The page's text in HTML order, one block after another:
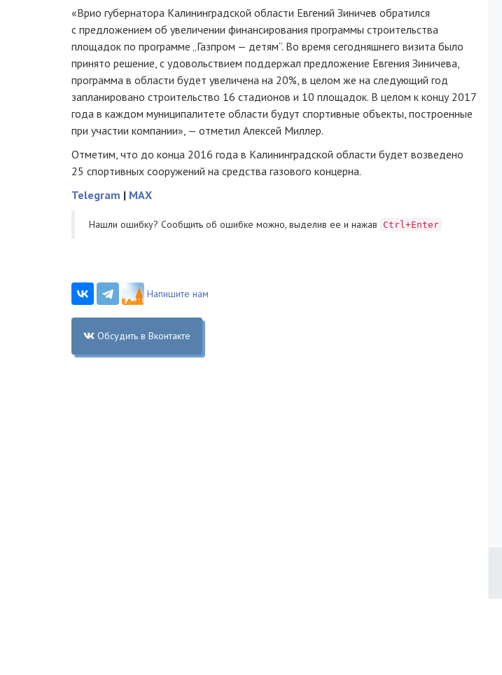
«Врио губернатора Калининградской области Евгений Зиничев обратился
с предложением об увеличении финансирования программы строительства
площадок по программе „Газпром — детям“. Во время сегодняшнего визита было
принято решение, с удовольствием поддержал предложение Евгения Зиничева,
программа в области будет увеличена на 20%, в целом же на следующий год
запланировано строительство 16 стадионов и 10 площадок. В целом к концу 2017
года в каждом муниципалитете области будут спортивные объекты, построенные
при участии компании», — отметил Алексей Миллер.
Отметим, что до конца 2016 года в Калининградской области будет возведено
25 спортивных сооружений на средства газового концерна.
Telegram | MAX
Нашли ошибку? Cообщить об ошибке можно, выделив ее и нажав Ctrl+Enter
Напишите нам
Обсудить в Вконтакте